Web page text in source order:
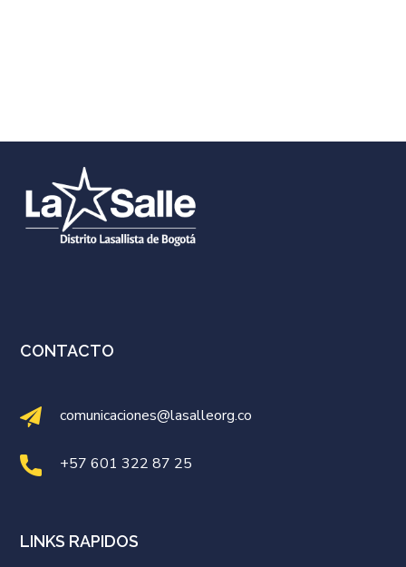
CONTACTO
comunicaciones@lasalleorg.co
+57 601 322 87 25
LINKS RAPIDOS